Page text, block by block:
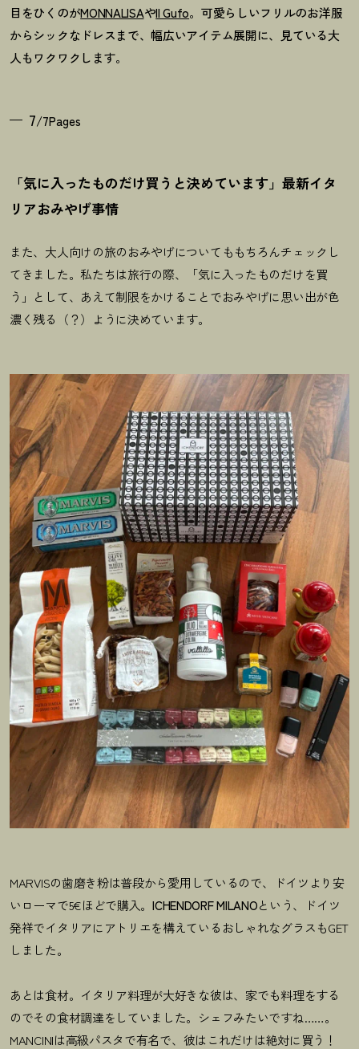
目をひくのがMONNALISAやIl Gufo。可愛らしいフリルのお洋服
からシックなドレスまで、幅広いアイテム展開に、見ている大
人もワクワクします。
7/7Pages
「気に入ったものだけ買うと決めています」最新イタ
リアおみやげ事情
また、大人向けの旅のおみやげについてももちろんチェックし
てきました。私たちは旅行の際、「気に入ったものだけを買
う」として、あえて制限をかけることでおみやげに思い出が色
濃く残る（？）ように決めています。
MARVISの歯磨き粉は普段から愛用しているので、ドイツより安
いローマで5€ほどで購入。ICHENDORF MILANOという、ドイツ
発祥でイタリアにアトリエを構えているおしゃれなグラスもGET
しました。
あとは食材。イタリア料理が大好きな彼は、家でも料理をする
のでその食材調達をしていました。シェフみたいですね……。
MANCINIは高級パスタで有名で、彼はこれだけは絶対に買う！